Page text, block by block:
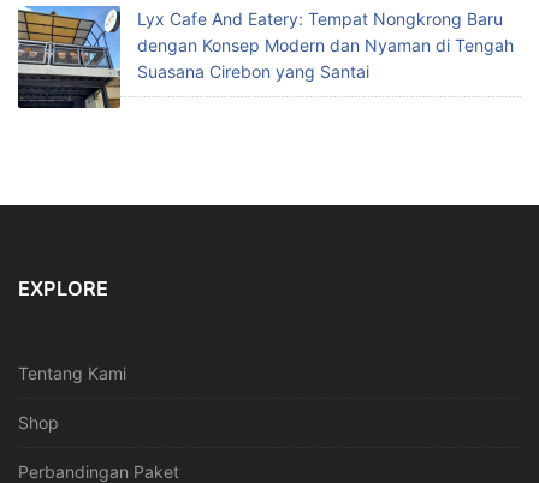
Lyx Cafe And Eatery: Tempat Nongkrong Baru
dengan Konsep Modern dan Nyaman di Tengah
Suasana Cirebon yang Santai
EXPLORE
Tentang Kami
Shop
Perbandingan Paket